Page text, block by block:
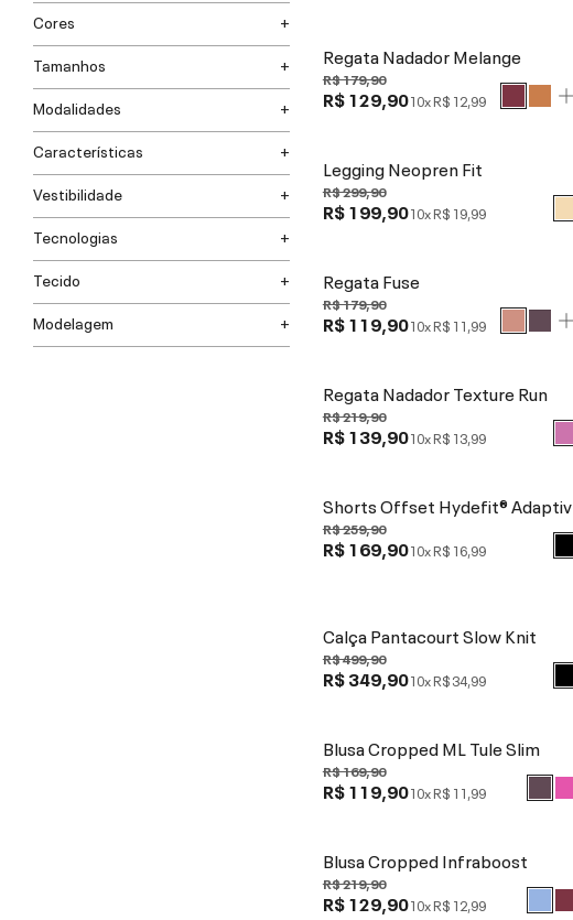
Cores
Tamanhos
Modalidades
Características
Vestibilidade
Tecnologias
Tecido
Modelagem
Regata Nadador Melange
R$ 179,90
R$ 129,9010xR$ 12,99
Legging Neopren Fit
R$ 299,90
R$ 199,9010xR$ 19,99
Regata Fuse
R$ 179,90
R$ 119,9010xR$ 11,99
Regata Nadador Texture Run
R$ 219,90
R$ 139,9010xR$ 13,99
Shorts Offset Hydefit® Adaptiv
R$ 259,90
R$ 169,9010xR$ 16,99
Calça Pantacourt Slow Knit
R$ 499,90
R$ 349,9010xR$ 34,99
Blusa Cropped ML Tule Slim
R$ 169,90
R$ 119,9010xR$ 11,99
Blusa Cropped Infraboost
R$ 219,90
R$ 129,9010xR$ 12,99